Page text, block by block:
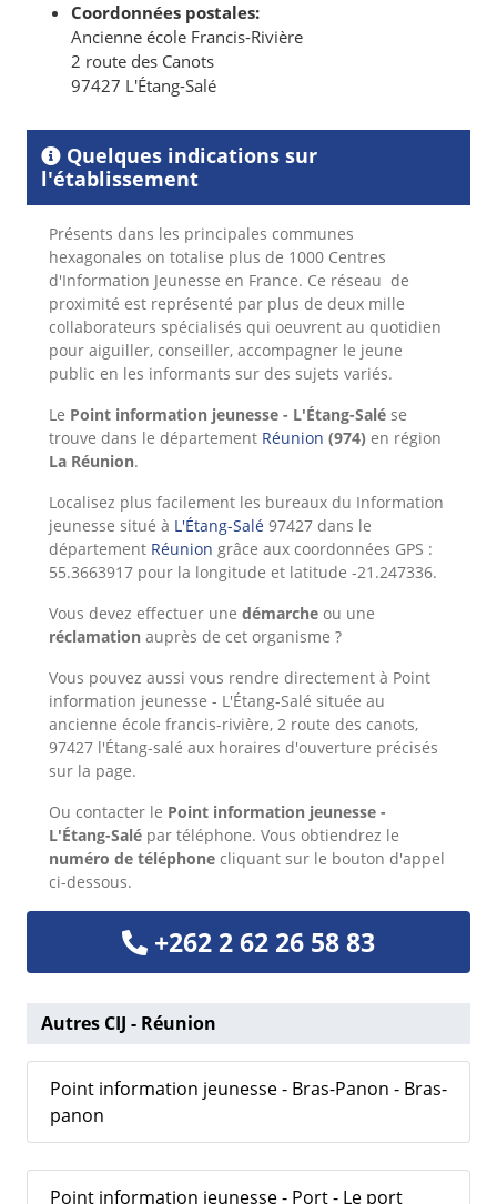
Coordonnées postales:
Ancienne école Francis-Rivière
2 route des Canots
97427 L'Étang-Salé
Quelques indications sur
l'établissement
Présents dans les principales communes
hexagonales on totalise plus de 1000 Centres
d'Information Jeunesse en France. Ce réseau de
proximité est représenté par plus de deux mille
collaborateurs spécialisés qui oeuvrent au quotidien
pour aiguiller, conseiller, accompagner le jeune
public en les informants sur des sujets variés.
Le Point information jeunesse - L'Étang-Salé se
trouve dans le département Réunion (974) en région
La Réunion.
Localisez plus facilement les bureaux du Information
jeunesse situé à L'Étang-Salé 97427 dans le
département Réunion grâce aux coordonnées GPS :
55.3663917 pour la longitude et latitude -21.247336.
Vous devez effectuer une démarche ou une
réclamation auprès de cet organisme ?
Vous pouvez aussi vous rendre directement à Point
information jeunesse - L'Étang-Salé située au
ancienne école francis-rivière, 2 route des canots,
97427 l'Étang-salé aux horaires d'ouverture précisés
sur la page.
Ou contacter le Point information jeunesse -
L'Étang-Salé par téléphone. Vous obtiendrez le
numéro de téléphone cliquant sur le bouton d'appel
ci-dessous.
+262 2 62 26 58 83
Autres CIJ - Réunion
Point information jeunesse - Bras-Panon - Bras-
panon
Point information jeunesse - Port - Le port